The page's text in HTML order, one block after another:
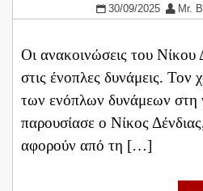
30/09/2025 Mr.
Οι ανακοινώσεις του Νίκου
στις ένοπλες δυνάμεις. Τον
των ενόπλων δυνάμεων στη
παρουσίασε ο Νίκος
αφορούν από τη […]